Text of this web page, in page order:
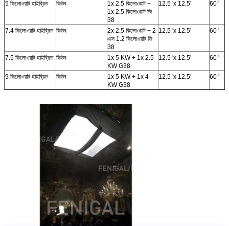
5 কিলোওয়াট হাইব্রিড কিউব
1x 2.5 কিলোওয়াট +
1x 2.5 কিলোওয়াট জি
38
12.5 'x 12.5' 60 '
7.4 কিলোওয়াট হাইব্রিড কিউব
2x 2.5 কিলোওয়াট + 2
এক্স 1.2 কিলোওয়াট জি
38
12.5 'x 12.5' 60 '
7.5 কিলোওয়াট হাইব্রিড কিউব
1x 5 KW + 1x 2.5
KW G38
12.5 'x 12.5' 60 '
9 কিলোওয়াট হাইব্রিড কিউব
1x 5 KW + 1x 4
KW G38
12.5 'x 12.5' 60 '